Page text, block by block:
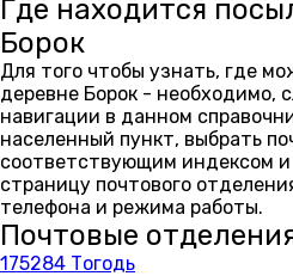
Где находится
Борок
Для того чтобы узнать, где
деревне Борок - необходимо,
навигации в данном
населенный пункт, выбрать
соответствующим индексом
страницу почтового
телефона и режима работы.
Почтовые
175284 Тогодь